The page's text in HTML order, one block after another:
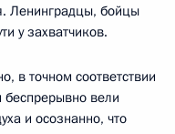
Ленинградцы, бойцы
у захватчиков.
в точном соответствии
вели
и осознанно, что